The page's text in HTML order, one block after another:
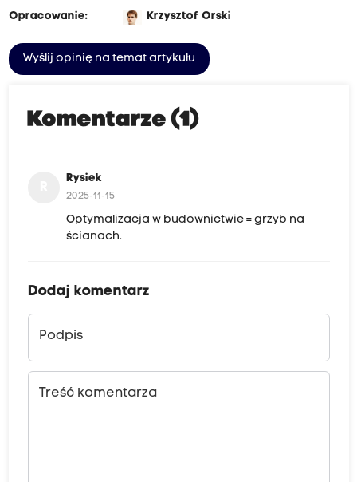
Opracowanie:
Krzysztof Orski
Wyślij opinię na temat artykułu
Komentarze (1)
Rysiek
2025-11-15
Optymalizacja w budownictwie = grzyb na
ścianach.
Dodaj komentarz
Podpis
Treść komentarza